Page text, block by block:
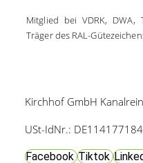
Mitglied bei VDRK, DWA,
Träger des RAL-
Kirchhof GmbH
USt-IdNr.:
Facebook Tiktok